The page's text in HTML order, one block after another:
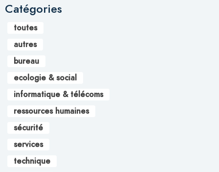
Catégories
toutes
autres
bureau
ecologie & social
informatique & télécoms
ressources humaines
sécurité
services
technique